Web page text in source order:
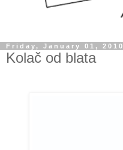
Friday, January 01, 2010
Kolač od blata